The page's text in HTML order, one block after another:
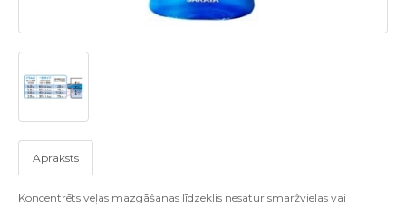
Apraksts
Koncentrēts veļas mazgāšanas līdzeklis nesatur smaržvielas vai